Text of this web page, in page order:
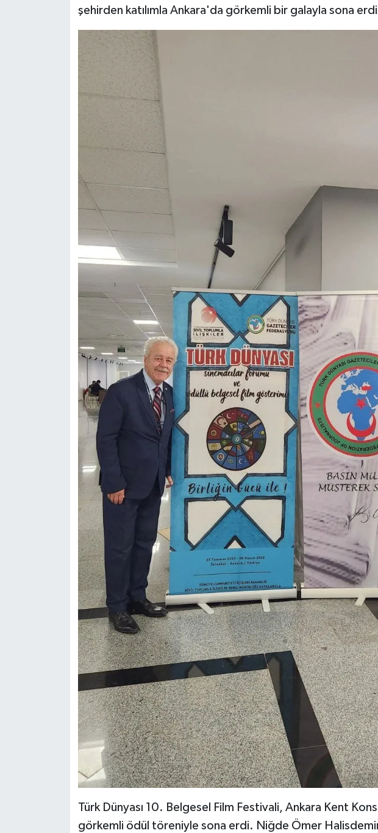
şehirden katılımla Ankara'da görkemli bir galayla sona
Türk Dünyası 10. Belgesel Film Festivali, Ankara Kent
görkemli ödül töreniyle sona erdi. Niğde Ömer